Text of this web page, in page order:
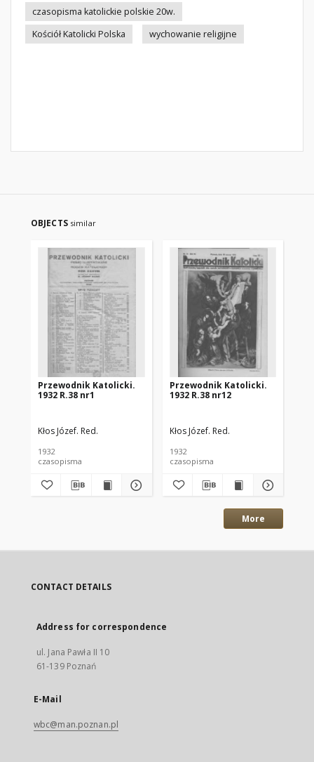
czasopisma katolickie polskie 20w.
Kościół Katolicki Polska
wychowanie religijne
OBJECTS similar
Przewodnik Katolicki.
1932 R.38 nr1
Kłos Józef. Red.
1932
czasopisma
Przewodnik Katolicki.
1932 R.38 nr12
Kłos Józef. Red.
1932
czasopisma
More
CONTACT DETAILS
Address for correspondence
ul. Jana Pawła II 10
61-139 Poznań
E-Mail
wbc@man.poznan.pl